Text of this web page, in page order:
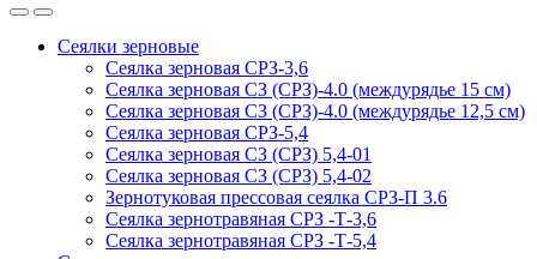
Сеялки зерновые
Сеялка зерновая СРЗ-3,6
Сеялка зерновая СЗ (СРЗ)-4.0 (междурядье 15 см)
Сеялка зерновая СЗ (СРЗ)-4.0 (междурядье 12,5 см)
Сеялка зерновая СРЗ-5,4
Сеялка зерновая СЗ (СРЗ) 5,4-01
Сеялка зерновая СЗ (СРЗ) 5,4-02
Зернотуковая прессовая сеялка СРЗ-П 3.6
Сеялка зернотравяная СРЗ -Т-3,6
Сеялка зернотравяная СРЗ -Т-5,4